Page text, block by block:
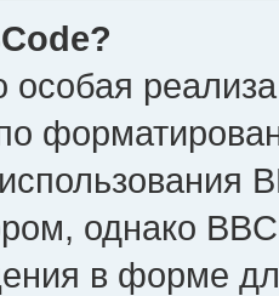
особая
однако
в форме